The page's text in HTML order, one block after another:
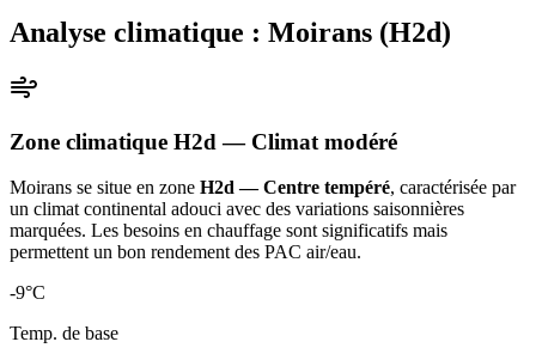
Analyse climatique : Moirans (H2d)
Zone climatique H2d — Climat modéré
Moirans se situe en zone H2d — Centre tempéré, caractérisée par
un climat continental adouci avec des variations saisonnières
marquées. Les besoins en chauffage sont significatifs mais
permettent un bon rendement des PAC air/eau.
-9°C
Temp. de base